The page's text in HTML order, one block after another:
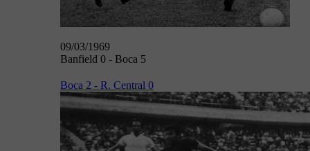
09/03/1969
Banfield 0 - Boca 5
Boca 2 - R. Central 0